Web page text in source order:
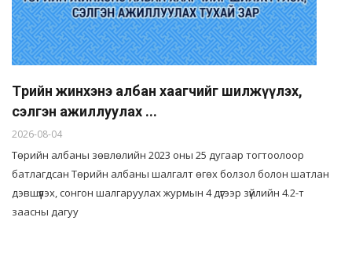
Төрийн жинхэнэ албан хаагчийг шилжүүлэх,
сэлгэн ажиллуулах ...
2026-08-04
Төрийн албаны зөвлөлийн 2023 оны 25 дугаар тогтоолоор
батлагдсан Төрийн албаны шалгалт өгөх болзол болон шатлан
дэвшүүлэх, сонгон шалгаруулах журмын 4 дүгээр зүйлийн 4.2-т
заасны дагуу